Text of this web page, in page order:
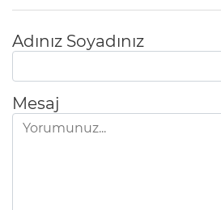
Adınız Soyadınız
Mesaj